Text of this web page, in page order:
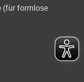
(für formlose